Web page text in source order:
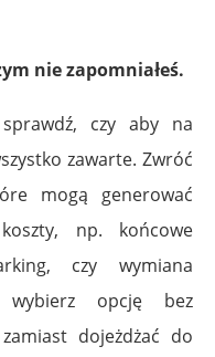
nie zapomniałeś.
czy aby na
zawarte. Zwróć
mogą generować
np. końcowe
czy wymiana
wybierz opcję bez
dojeżdżać do